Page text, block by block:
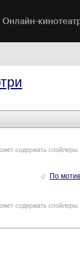
Онлайн-
содержать
По
содержать